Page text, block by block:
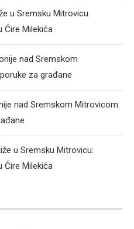
u Sremsku Mitrovicu:
Ćire Milekića
nad Sremskom
za građane
nad Sremskom Mitrovicom:
u Sremsku Mitrovicu:
Ćire Milekića